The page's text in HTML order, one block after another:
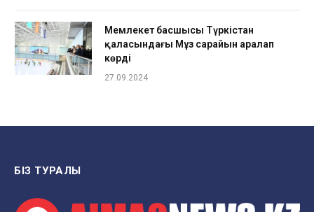
Мемлекет басшысы Түркістан
қаласындағы Мұз сарайын аралап
көрді
27.09.2024
БІЗ ТУРАЛЫ